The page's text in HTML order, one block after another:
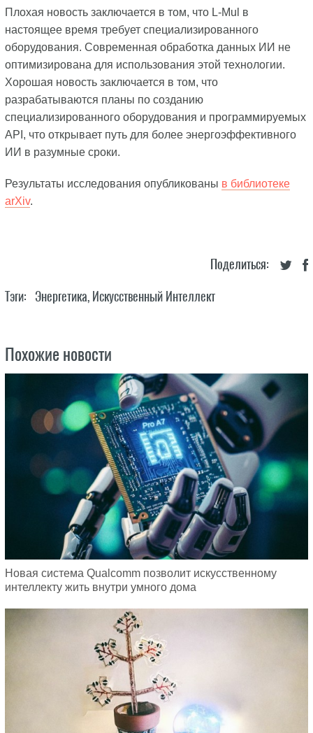
Плохая новость заключается в том, что L-Mul в
настоящее время требует специализированного
оборудования. Современная обработка данных ИИ не
оптимизирована для использования этой технологии.
Хорошая новость заключается в том, что
разрабатываются планы по созданию
специализированного оборудования и программируемых
API, что открывает путь для более энергоэффективного
ИИ в разумные сроки.
Результаты исследования опубликованы в библиотеке
arXiv.
Поделиться:
Тэги: Энергетика, Искусственный Интеллект
Похожие новости
Новая система Qualcomm позволит искусственному
интеллекту жить внутри умного дома